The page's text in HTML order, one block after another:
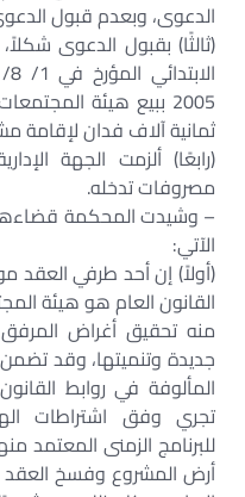
الدعوى، وبعدم قبول
(ثالثًا) بقبول الدعوى
2005 ببيع هيئة
ثمانية آلاف فدان لإقامة
(رابعًا) ألزمت الجهة
مصروفات تدخله.
– وشيدت المحكمة
الآتي:
(أولاً) إن أحد طرفي
القانون العام هو هيئة
منه تحقيق أغراض
جديدة وتنميتها، وقد
المألوفة في روابط
تجري وفق اشتراطات
للبرنامج الزمنى المعتمد
أرض المشروع وفسخ